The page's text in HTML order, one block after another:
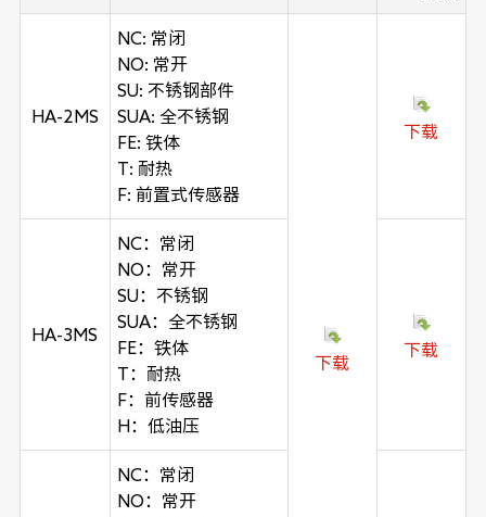
HA-2MS
NC: 常闭
NO: 常开
SU: 不锈钢部件
SUA: 全不锈钢
FE: 铁体
T: 耐热
F: 前置式传感器
下载
下载
HA-3MS
NC：常闭
NO：常开
SU：不锈钢
SUA：全不锈钢
FE：铁体
T：耐热
F：前传感器
H：低油压
下载
NC：常闭
NO：常开